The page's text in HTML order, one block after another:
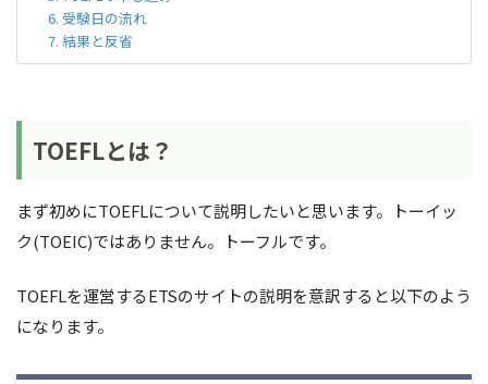
受験日の流れ
結果と反省
TOEFLとは？
まず初めにTOEFLについて説明したいと思います。トーイッ
ク(TOEIC)ではありません。トーフルです。
TOEFLを運営するETSのサイトの説明を意訳すると以下のよう
になります。